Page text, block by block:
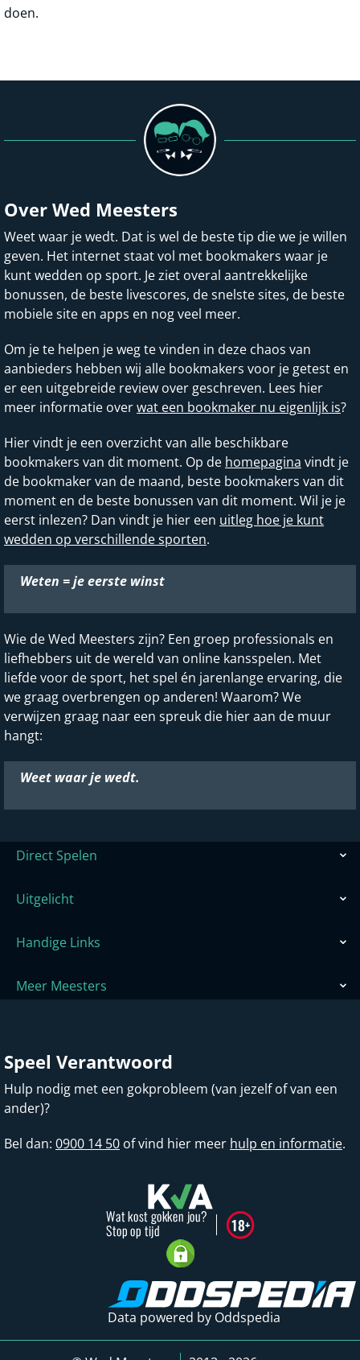
doen.
Over Wed Meesters
Weet waar je wedt. Dat is wel de beste tip die we je willen
geven. Het internet staat vol met bookmakers waar je
kunt wedden op sport. Je ziet overal aantrekkelijke
bonussen, de beste livescores, de snelste sites, de beste
mobiele site en apps en nog veel meer.
Om je te helpen je weg te vinden in deze chaos van
aanbieders hebben wij alle bookmakers voor je getest en
er een uitgebreide review over geschreven. Lees hier
meer informatie overwat een bookmaker nu eigenlijk is?
Hier vindt je een overzicht van alle beschikbare
bookmakers van dit moment. Op de homepagina vindt je
de bookmaker van de maand, beste bookmakers van dit
moment en de beste bonussen van dit moment. Wil je je
eerst inlezen? Dan vindt je hier een uitleg hoe je kunt
wedden op verschillende sporten.
Weten = je eerste winst
Wie de Wed Meesters zijn? Een groep professionals en
liefhebbers uit de wereld van online kansspelen. Met
liefde voor de sport, het spel én jarenlange ervaring, die
we graag overbrengen op anderen! Waarom? We
verwijzen graag naar een spreuk die hier aan de muur
hangt:
Weet waar je wedt.
Direct Spelen
Uitgelicht
Handige Links
Meer Meesters
Speel Verantwoord
Hulp nodig met een gokprobleem (van jezelf of van een
ander)?
Bel dan: 0900 14 50 of vind hier meer hulp en informatie.
Data powered by Oddspedia